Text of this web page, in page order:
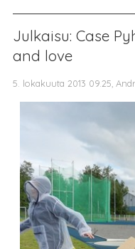
Julkaisu: Case
and love
5. lokakuuta 2013 09.25,